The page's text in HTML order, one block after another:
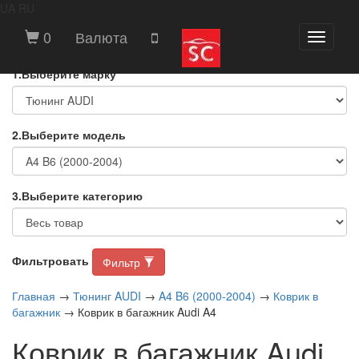
Toggle
0 Валюта
ВЫБЕРИТЕ МАРКУ И МОДЕЛЬ
АВТОМОБИЛЯ
1.Выберите марку
2.Выберите модель
3.Выберите категорию
Фильтровать Фильтр
Главная → Тюнинг AUDI → A4 B6 (2000-2004) → Коврик в
багажник → Коврик в багажник Audi A4